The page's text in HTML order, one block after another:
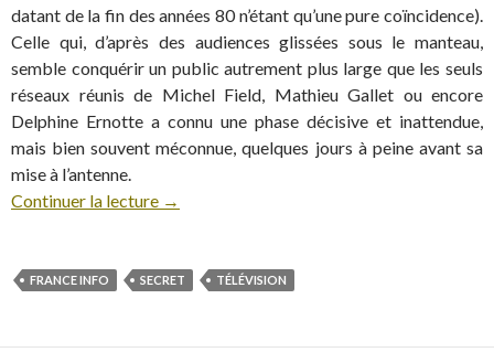
datant de la fin des années 80 n’étant qu’une pure coïncidence).
Celle qui, d’après des audiences glissées sous le manteau,
semble conquérir un public autrement plus large que les seuls
réseaux réunis de Michel Field, Mathieu Gallet ou encore
Delphine Ernotte a connu une phase décisive et inattendue,
mais bien souvent méconnue, quelques jours à peine avant sa
mise à l’antenne.
Continuer la lecture →
FRANCE INFO SECRET TÉLÉVISION